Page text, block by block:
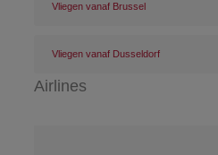
Vliegen vanaf Brussel
Vliegen vanaf Dusseldorf
Airlines